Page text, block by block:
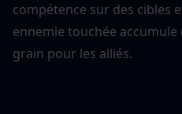
compétence sur des cibles
ennemie touchée
grain pour les alliés.